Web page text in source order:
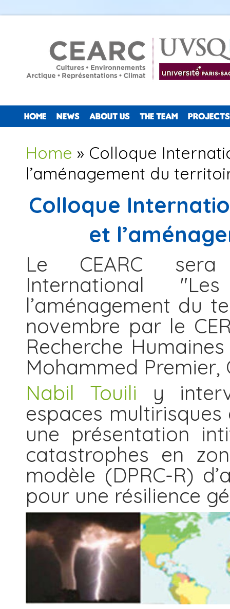
HOME NEWS ABOUT US THE TEAM PROJECTS
You are here
Home » Colloque
l’aménagement du
Colloque
et
Le CEARC
International
l’aménagement du
novembre par le
Recherche
Mohammed
Nabil Touili y
espaces
une présentation
catastrophes en
modèle (DPRC-R)
pour une résilience